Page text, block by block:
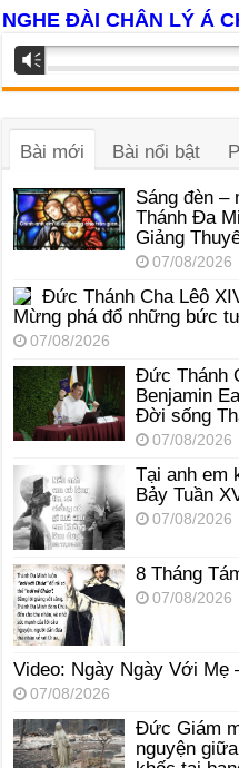
NGHE ĐÀI CHÂN LÝ Á
Trình
phát
Vm
Bài mới Bài nổi bật
Sáng đèn –
Thánh Đa
Giảng
07/08/2026
Đức Thánh Cha Lêô
Mừng phá đổ những bức
07/08/2026
Đức Thánh
Benjamin
Đời sống
07/08/2026
Tại anh em
Bảy Tuần
07/08/2026
8 Tháng
07/08/2026
Video: Ngày Ngày Với Mẹ
07/08/2026
Đức Giám
nguyện